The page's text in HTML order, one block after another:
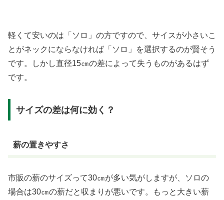
軽くて安いのは「ソロ」の方ですので、サイスが小さいこ
とがネックにならなければ「ソロ」を選択するのが賢そう
です。しかし直径15㎝の差によって失うものがあるはず
です。
サイズの差は何に効く？
薪の置きやすさ
市販の薪のサイズって30㎝が多い気がしますが、ソロの
場合は30㎝の薪だと収まりが悪いです。もっと大きい薪